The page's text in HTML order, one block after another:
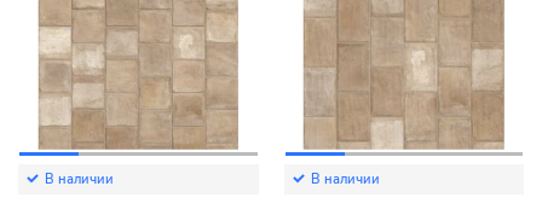
В наличии В наличии